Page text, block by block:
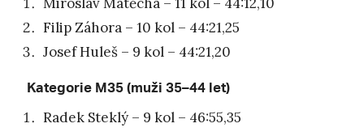
Filip Záhora – 10 kol – 44:21,25
Josef Huleš – 9 kol – 44:21,20
Kategorie M35 (muži 35–44 let)
Radek Steklý – 9 kol – 46:55,35